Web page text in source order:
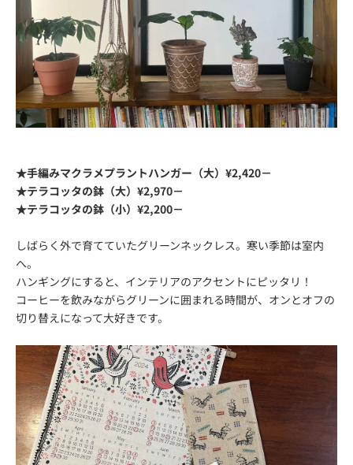
★手編みマクラメプラントハンガー（大）¥2,420－
★テラコッタの鉢（大）¥2,970－
★テラコッタの鉢（小）¥2,200－
しばらく外で育てていたグリーンネックレス。寒い季節は室内
へ。
ハンギングにすると、インテリアのアクセントにピッタリ！
コーヒーを飲みながらグリーンに囲まれる時間が、オンとオフの
切り 替えになって大好きです。